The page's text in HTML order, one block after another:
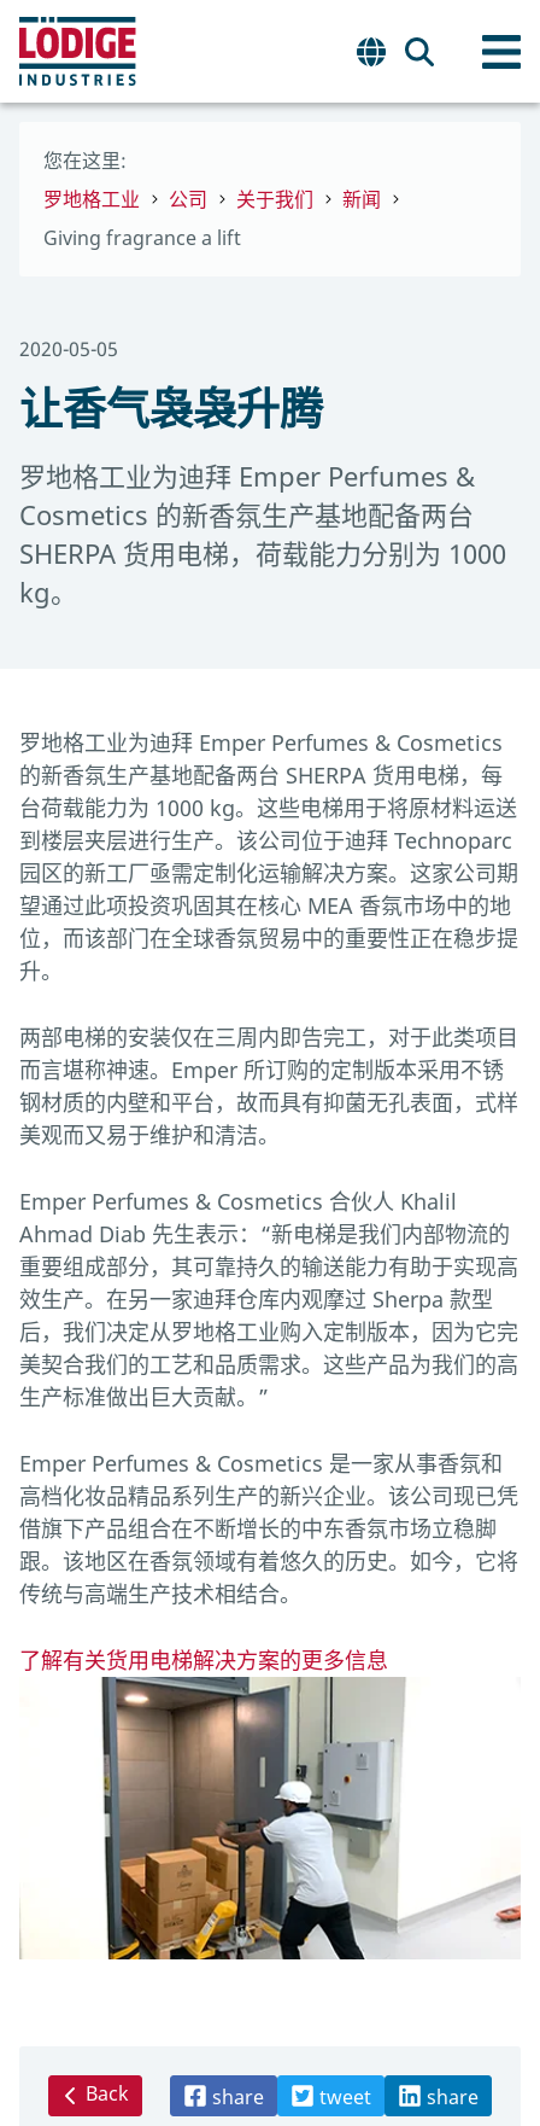
您在这里:
罗地格工业
公司 关于我们
新闻
Giving fragrance a lift
2020-05-05
让香气袅袅升腾
罗地格工业为迪拜 Emper Perfumes &
Cosmetics 的新香氛生产基地配备两台
SHERPA 货用电梯，荷载能力分别为 1000
kg。
罗地格工业为迪拜 Emper Perfumes & Cosmetics
的新香氛生产基地配备两台 SHERPA 货用电梯，每
台荷载能力为 1000 kg。这些电梯用于将原材料运送
到楼层夹层进行生产。该公司位于迪拜 Technoparc
园区的新工厂亟需定制化运输解决方案。这家公司期
望通过此项投资巩固其在核心 MEA 香氛市场中的地
位，而该部门在全球香氛贸易中的重要性正在稳步提
升。
两部电梯的安装仅在三周内即告完工，对于此类项目
而言堪称神速。Emper 所订购的定制版本采用不锈
钢材质的内壁和平台，故而具有抑菌无孔表面，式样
美观而又易于维护和清洁。
Emper Perfumes & Cosmetics 合伙人 Khalil
Ahmad Diab 先生表示：“新电梯是我们内部物流的
重要组成部分，其可靠持久的输送能力有助于实现高
效生产。在另一家迪拜仓库内观摩过 Sherpa 款型
后，我们决定从罗地格工业购入定制版本，因为它完
美契合我们的工艺和品质需求。这些产品为我们的高
生产标准做出巨大贡献。”
Emper Perfumes & Cosmetics 是一家从事香氛和
高档化妆品精品系列生产的新兴企业。该公司现已凭
借旗下产品组合在不断增长的中东香氛市场立稳脚
跟。该地区在香氛领域有着悠久的历史。如今，它将
传统与高端生产技术相结合。
了解有关货用电梯解决方案的更多信息
Back share tweet share